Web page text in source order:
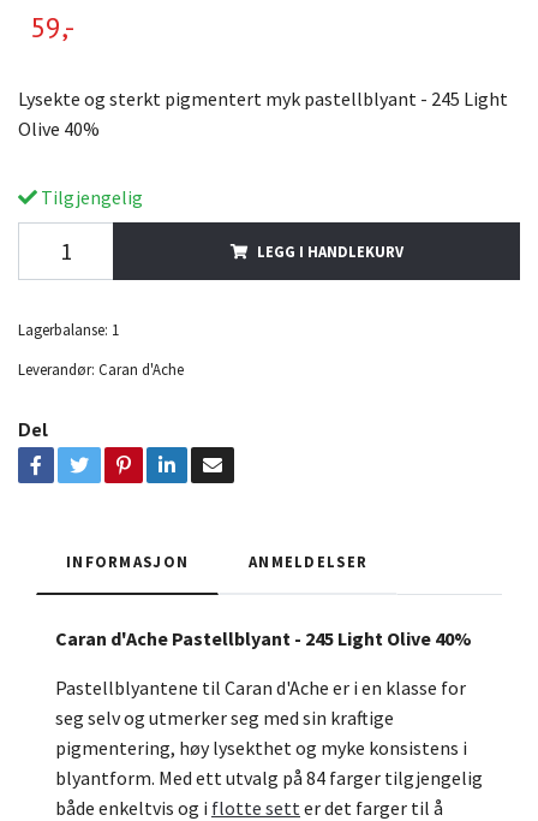
59,-
Lysekte og sterkt pigmentert myk pastellblyant - 245 Light
Olive 40%
Tilgjengelig
LEGG I HANDLEKURV
Lagerbalanse: 1
Leverandør: Caran d'Ache
Del
INFORMASJON ANMELDELSER
Caran d'Ache Pastellblyant - 245 Light Olive 40%
Pastellblyantene til Caran d'Ache er i en klasse for
seg selv og utmerker seg med sin kraftige
pigmentering, høy lysekthet og myke konsistens i
blyantform. Med ett utvalg på 84 farger tilgjengelig
både enkeltvis og i flotte sett er det farger til å